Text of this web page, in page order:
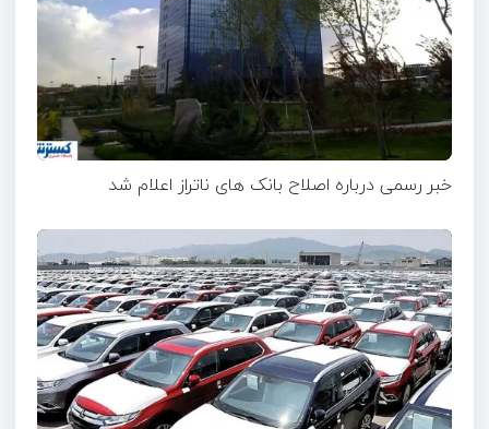
خبر رسمی درباره اصلاح بانک های ناتراز اعلام شد